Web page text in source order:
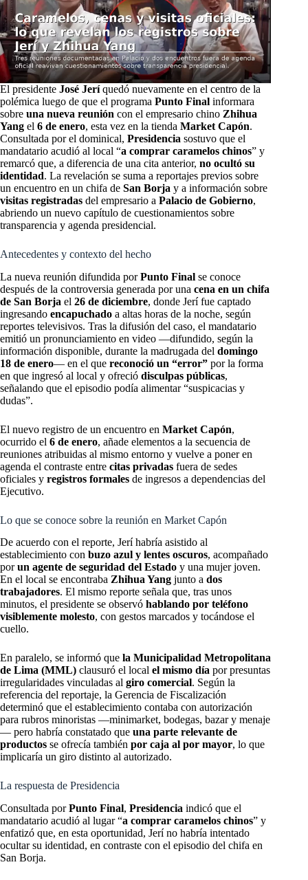
El presidente José Jeríquedó nuevamente en el centro de la
polémica luego de que el programa Punto Final informara
sobre una nueva reunión con el empresario chino Zhihua
Yang el 6 de enero, esta vez en la tienda Market Capón.
Consultada por el dominical, Presidencia sostuvo que el
mandatario acudió al local “a comprar caramelos chinos” y
remarcó que, a diferencia de una cita anterior, no ocultó su
identidad. La revelación se suma a reportajes previos sobre
un encuentro en un chifa de San Borja y a información sobre
visitas registradas del empresario a Palacio de Gobierno,
abriendo un nuevo capítulo de cuestionamientos sobre
transparencia y agenda presidencial.
Antecedentes y contexto del hecho
La nueva reunión difundida porPunto Final se conoce
después de la controversia generada por una cena en un chifa
de San Borja el 26 de diciembre, donde Jerí fue captado
ingresando encapuchado a altas horas de la noche, según
reportes televisivos. Tras la difusión del caso, el mandatario
emitió un pronunciamiento en video —difundido, según la
información disponible, durante la madrugada del domingo
18 de enero— en el que reconoció un “error” por la forma
en que ingresó al local y ofreció disculpas públicas,
señalando que el episodio podía alimentar “suspicacias y
dudas”.
El nuevo registro de un encuentro en Market Capón,
ocurrido el 6 de enero, añade elementos a la secuencia de
reuniones atribuidas al mismo entorno y vuelve a poner en
agenda el contraste entre citas privadas fuera de sedes
oficiales y registros formales de ingresos a dependencias del
Ejecutivo.
Lo que se conoce sobre la reunión en Market Capón
De acuerdo con el reporte, Jerí habría asistido al
establecimiento con buzo azul y lentes oscuros, acompañado
porun agente de seguridad del Estado y una mujer joven.
En el local se encontraba Zhihua Yang junto a dos
trabajadores. El mismo reporte señala que, tras unos
minutos, el presidente se observó hablando por teléfono
visiblemente molesto, con gestos marcados y tocándose el
cuello.
En paralelo, se informó que la Municipalidad Metropolitana
de Lima (MML) clausuró el local el mismo día por presuntas
irregularidades vinculadas al giro comercial. Según la
referencia del reportaje, la Gerencia de Fiscalización
determinó que el establecimiento contaba con autorización
para rubros minoristas —minimarket, bodegas, bazar y menaje
— pero habría constatado que una parte relevante de
productos se ofrecía también por caja al por mayor, lo que
implicaría un giro distinto al autorizado.
La respuesta de Presidencia
Consultada porPunto Final, Presidencia indicó que el
mandatario acudió al lugar “a comprar caramelos chinos” y
enfatizó que, en esta oportunidad, Jerí no habría intentado
ocultar su identidad, en contraste con el episodio del chifa en
San Borja.